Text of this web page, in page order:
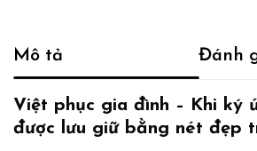
Mô tả Đánh
Việt phục gia đình – Khi ký
được lưu giữ bằng nét đẹp